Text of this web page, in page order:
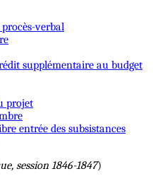
verbal
supplémentaire au budget
projet
entrée des subsistances
session 1846-1847)